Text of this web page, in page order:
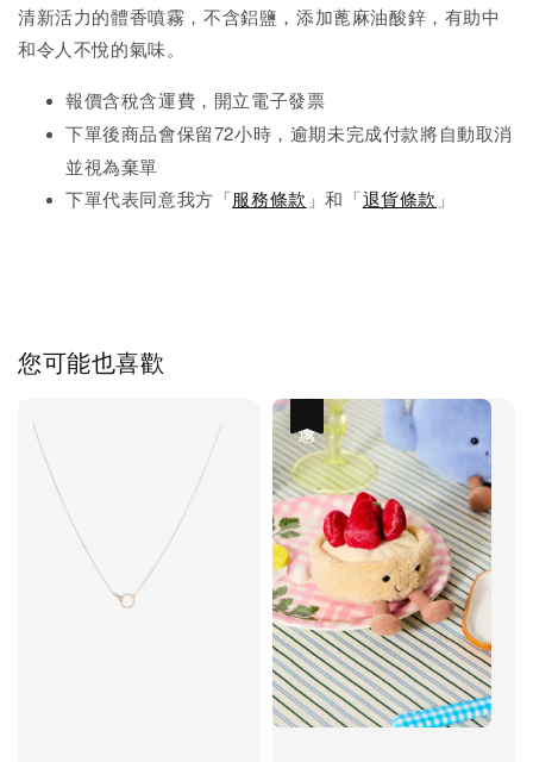
清新活力的體香噴霧，不含鋁鹽，添加蓖麻油酸鋅，有助中
和令人不悅的氣味。
報價含稅含運費，開立電子發票
下單後商品會保留72小時，逾期未完成付款將自動取消
並視為棄單
下單代表同意我方「服務條款 」和「退貨條款 」
您可能也喜歡